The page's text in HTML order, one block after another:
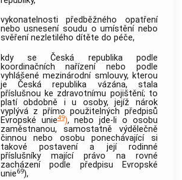
vykonatelnosti předběžného opatření
nebo usnesení soudu o umístění nebo
svěření nezletilého dítěte do péče,
kdy se Česká republika podle
koordinačních nařízení nebo podle
vyhlášené mezinárodní smlouvy, kterou
je Česká republika vázána, stala
příslušnou ke zdravotnímu pojištění; to
platí obdobně i u osoby, jejíž nárok
vyplývá z přímo použitelných předpisů
Evropské unie49), nebo jde-li o osobu
zaměstnanou, samostatně výdělečně
činnou nebo osobu ponechávající si
takové postavení a její rodinné
příslušníky mající právo na rovné
zacházení podle předpisu Evropské
unie69),